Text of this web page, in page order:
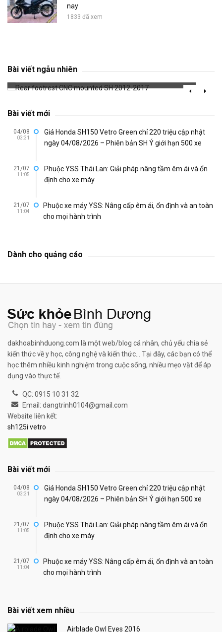
nay
1833 đã xem
Bài viết ngẫu nhiên
Rear footrest CNC mounted SH 2012-2017
Bài viết mới
04/08
03:31
Giá Honda SH150 Vetro Green chỉ 220 triệu cập nhật
ngày 04/08/2026 – Phiên bản SH Ý giới hạn 500 xe
21/07
11:05
Phuộc YSS Thái Lan: Giải pháp nâng tầm êm ái và ổn
định cho xe máy
21/07
11:04
Phuộc xe máy YSS: Nâng cấp êm ái, ổn định và an toàn
cho mọi hành trình
Dành cho quảng cáo
dakhoabinhduong.com là một web/blog cá nhân, chủ yếu chia sẻ
kiến thức về y học, công nghệ và kiến thức... Tại đây, các bạn có thể
học thêm nhiều kinh nghiệm trong cuộc sống, nhiều mẹo vặt để áp
dụng vào thực tế.
QC: 0915 10 31 32
Email: dangtrinh0104@gmail.com
Website liên kết:
sh125i vetro
Bài viết mới
04/08
03:31
Giá Honda SH150 Vetro Green chỉ 220 triệu cập nhật
ngày 04/08/2026 – Phiên bản SH Ý giới hạn 500 xe
21/07
11:05
Phuộc YSS Thái Lan: Giải pháp nâng tầm êm ái và ổn
định cho xe máy
21/07
11:04
Phuộc xe máy YSS: Nâng cấp êm ái, ổn định và an toàn
cho mọi hành trình
Bài viết xem nhiều
Airblade Owl Eyes 2016